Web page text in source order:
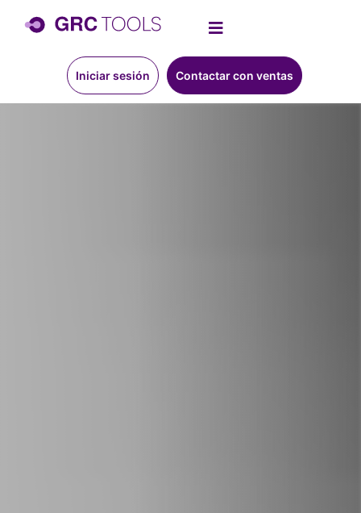
Iniciar sesión Contactar con ventas